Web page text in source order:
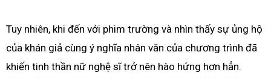
Tuy nhiên, khi đến với phim trường và nhìn thấy sự ủng hộ
của khán giả cùng ý nghĩa nhân văn của chương trình đã
khiến tinh thần nữ nghệ sĩ trở nên hào hứng hơn hẳn.